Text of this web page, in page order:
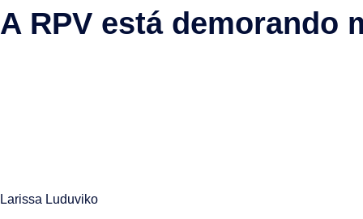
A RPV está demorando
Larissa Luduviko